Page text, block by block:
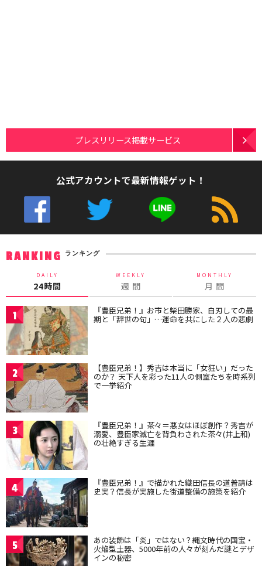
プレスリリース掲載サービス
公式アカウントで最新情報ゲット！
RANKING ランキング
DAILY
24時間
WEEKLY
週 間
MONTHLY
月 間
1 『豊臣兄弟！』お市と柴田勝家、自刃しての最
期と「辞世の句」…運命を共にした２人の悲劇
2 【豊臣兄弟！】秀吉は本当に「女狂い」だった
のか？ 天下人を彩った11人の側室たちを時系列
で一挙紹介
3 『豊臣兄弟！』茶々＝悪女はほぼ創作？秀吉が
溺愛、豊臣家滅亡を背負わされた茶々(井上和)
の壮絶すぎる生涯
4 『豊臣兄弟！』で描かれた織田信長の道普請は
史実？信長が実施した街道整備の施策を紹介
5 あの装飾は「炎」ではない？縄文時代の国宝・
火焔型土器、5000年前の人々が刻んだ謎とデザ
インの秘密